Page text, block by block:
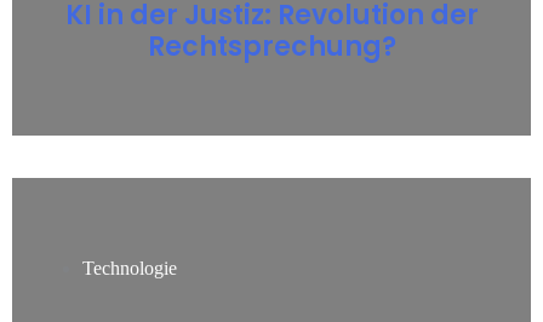
KI in der Justiz: Revolution der
Rechtsprechung?
Technologie